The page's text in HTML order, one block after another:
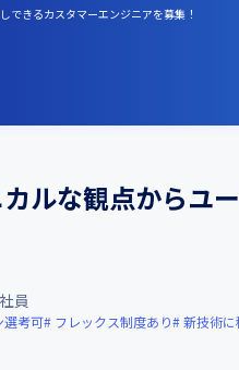
できるカスタマーエンジニアを募集！
ルな観点からユ
員
選考可 フレックス制度あり 新技術